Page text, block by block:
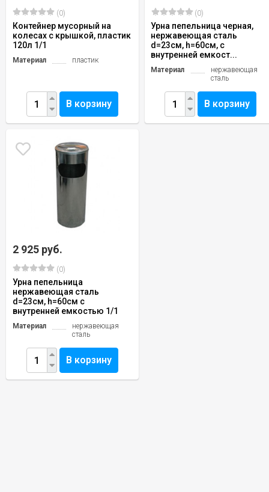
(0)
Контейнер мусорный на
колесах с крышкой, пластик
120л 1/1
Материал пластик
В корзину
(0)
Урна пепельница черная,
нержавеющая сталь
d=23см, h=60см, с
внутренней емкост...
Материал
нержавеющая
сталь
В корзину
2 925 руб.
(0)
Урна пепельница
нержавеющая сталь
d=23см, h=60см с
внутренней емкостью 1/1
Материал
нержавеющая
сталь
В корзину